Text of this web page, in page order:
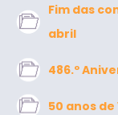
Fim das
abril
486.º
50 anos